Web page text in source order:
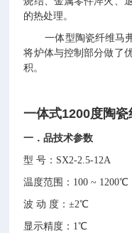
的热处理。
一体型 陶瓷纤维马
将炉体与控制部分做了
积。
一体式1200度陶瓷
一 ．品技术参数
型 号：SX2-2.5-12A
温度范围：100 ~ 1200℃
波 动 度：±2℃
显示精度：1℃